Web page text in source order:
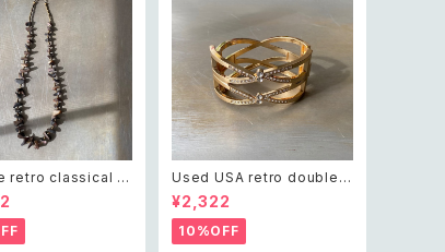
retro classical ro
shell beads nec
ロ ヴィンテージ ア
ー クラシカル ラフカ
ビーズ ネックレス
Used USA retro double c
ross crystal bijou bangle
レトロ アメリカ ユーズド アク
セサリー ゴールド ダブル クロ
ス ビジュー バングル
¥2,322
10%OFF